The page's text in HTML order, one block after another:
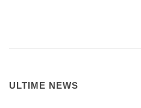
ULTIME NEWS